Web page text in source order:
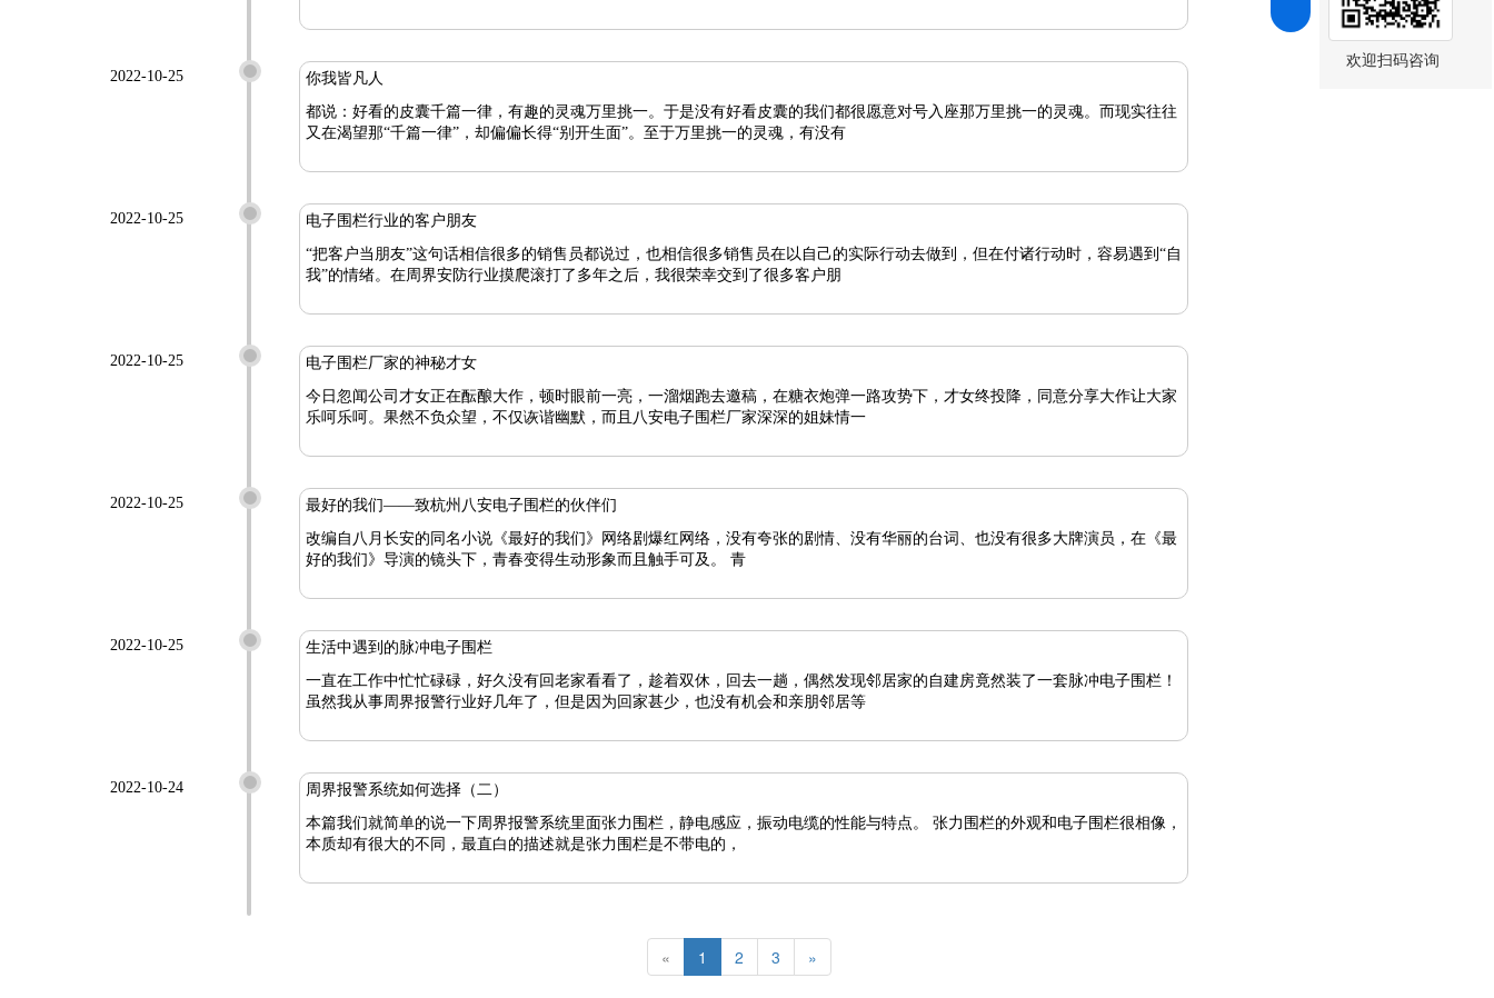
欢迎扫码咨询
2022-10-25
你我皆凡人
都说：好看的皮囊千篇一律，有趣的灵魂万里挑一。于是没有好看皮囊的我们都很愿意对号入座那万里挑一的灵魂。而现实往往
又在渴望那“千篇一律”，却偏偏长得“别开生面”。至于万里挑一的灵魂，有没有
2022-10-25
电子围栏行业的客户朋友
“把客户当朋友”这句话相信很多的销售员都说过，也相信很多销售员在以自己的实际行动去做到，但在付诸行动时，容易遇到“自
我”的情绪。在周界安防行业摸爬滚打了多年之后，我很荣幸交到了很多客户朋
2022-10-25
电子围栏厂家的神秘才女
今日忽闻公司才女正在酝酿大作，顿时眼前一亮，一溜烟跑去邀稿，在糖衣炮弹一路攻势下，才女终投降，同意分享大作让大家
乐呵乐呵。果然不负众望，不仅诙谐幽默，而且八安电子围栏厂家深深的姐妹情一
2022-10-25
最好的我们——致杭州八安电子围栏的伙伴们
改编自八月长安的同名小说《最好的我们》网络剧爆红网络，没有夸张的剧情、没有华丽的台词、也没有很多大牌演员，在《最
好的我们》导演的镜头下，青春变得生动形象而且触手可及。 青
2022-10-25
生活中遇到的脉冲电子围栏
一直在工作中忙忙碌碌，好久没有回老家看看了，趁着双休，回去一趟，偶然发现邻居家的自建房竟然装了一套脉冲电子围栏！
虽然我从事周界报警行业好几年了，但是因为回家甚少，也没有机会和亲朋邻居等
2022-10-24
周界报警系统如何选择（二）
本篇我们就简单的说一下周界报警系统里面张力围栏，静电感应，振动电缆的性能与特点。 张力围栏的外观和电子围栏很相像，
本质却有很大的不同，最直白的描述就是张力围栏是不带电的，
« 1 2 3 »